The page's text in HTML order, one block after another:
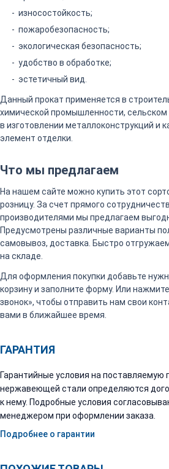
износостойкость;
пожаробезопасность;
экологическая безопасность;
удобство в обработке;
эстетичный вид.
Данный прокат применяется в
химической промышленности, сельском
в изготовлении металлоконструкций и
элемент отделки.
Что мы предлагаем
На нашем сайте можно купить этот
розницу. За счет прямого
производителями мы предлагаем
Предусмотрены различные варианты
самовывоз, доставка. Быстро
на складе.
Для оформления покупки добавьте
корзину и заполните форму. Или
звонок», чтобы отправить нам свои
вами в ближайшее время.
ГАРАНТИЯ
Гарантийные условия на поставляемую
нержавеющей стали определяются
к нему. Подробные условия
менеджером при оформлении заказа.
Подробнее о гарантии